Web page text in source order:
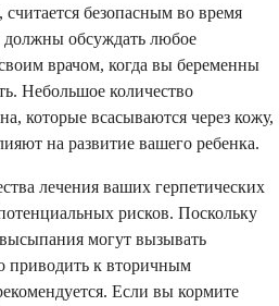
безопасным во время
должны обсуждать любое
врачом, когда вы беременны
Небольшое количество
которые всасываются через кожу,
на развитие вашего ребенка.
лечения ваших герпетических
рисков. Поскольку
могут вызывать
приводить к вторичным
Если вы кормите